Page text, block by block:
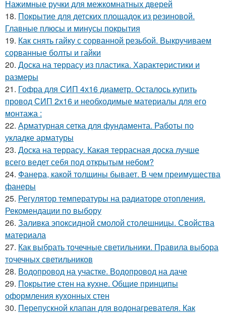
Нажимные ручки для межкомнатных дверей
18. Покрытие для детских площадок из резиновой.
Главные плюсы и минусы покрытия
19. Как снять гайку с сорванной резьбой. Выкручиваем
сорванные болты и гайки
20. Доска на террасу из пластика. Характеристики и
размеры
21. Гофра для СИП 4х16 диаметр. Осталось купить
провод СИП 2х16 и необходимые материалы для его
монтажа :
22. Арматурная сетка для фундамента. Работы по
укладке арматуры
23. Доска на террасу. Какая террасная доска лучше
всего ведет себя под открытым небом?
24. Фанера, какой толщины бывает. В чем преимущества
фанеры
25. Регулятор температуры на радиаторе отопления.
Рекомендации по выбору
26. Заливка эпоксидной смолой столешницы. Свойства
материала
27. Как выбрать точечные светильники. Правила выбора
точечных светильников
28. Водопровод на участке. Водопровод на даче
29. Покрытие стен на кухне. Общие принципы
оформления кухонных стен
30. Перепускной клапан для водонагревателя. Как